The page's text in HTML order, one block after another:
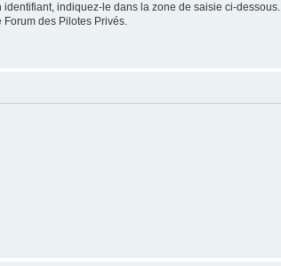
indiquez-le dans la zone de saisie ci-dessous.
des Pilotes Privés.